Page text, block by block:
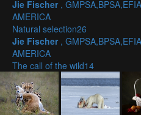
Jie Fischer ,
AMERICA
Natural selection26
Jie Fischer ,
AMERICA
The call of the wild14